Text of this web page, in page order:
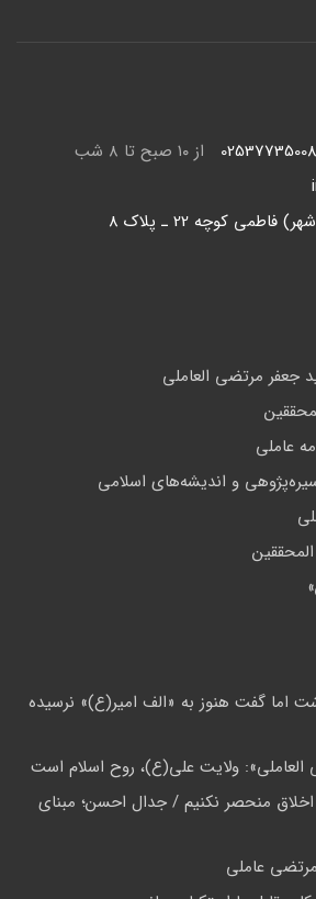
از ۱۰ صبح تا ۸ شب
كوچه 22 ـ پلاک 8
جعفر مرتضی العاملی
عاملی
و اندیشه‌های اسلامی
۵۳ جلد نوشت اما گفت هنوز به «الف امیر(ع)» نرسیده
ولايت علي(ع)، روح اسلام است
منحصر نکنیم / جدال احسن؛ مبنای
عاملی